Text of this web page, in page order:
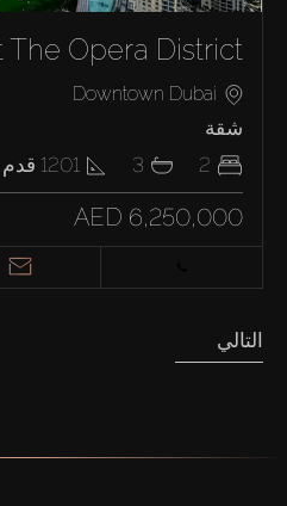
The Opera District
Downtown Dubai
شقة
2
3
1201 قدم
AED 6,250,000
التالي